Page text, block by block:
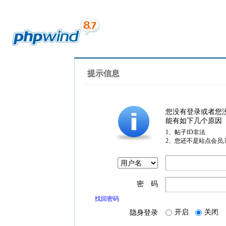
提示信息
您没有登录或者您
能有如下几个原因
1、帖子ID非法
2、您还不是站点会员
密 码
找回密码
隐身登录 开启 关闭